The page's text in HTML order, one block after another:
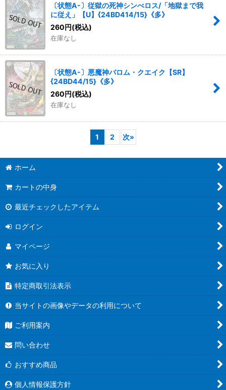
〔状態A-〕従獄の死神シンべロス/「地獄まで我
に従え」【U】{24BD414/15}《多》
260円(税込)
在庫なし
〔状態A-〕悪魔神バロム・クエイク【SR】
{24BD44/15}《多》
260円(税込)
在庫なし
1 2 次»
ホーム
カートの中身
最近チェックしたアイテム
ログイン
マイページ
お気に入り
特定商取引法表示
当サイトの画像やデータの利用について
ご利用案内
問い合わせ
おすすめ商品
個人情報保護方針